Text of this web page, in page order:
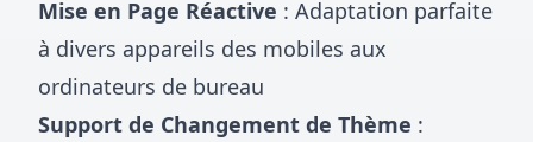
Mise en Page Réactive : Adaptation parfaite
à divers appareils des mobiles aux
ordinateurs de bureau
Support de Changement de Thème :